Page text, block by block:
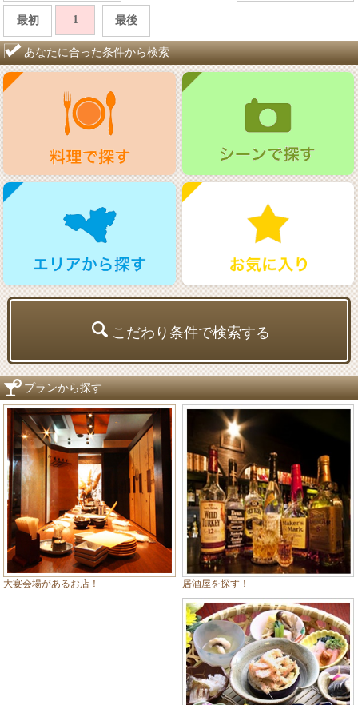
最初 1 最後
あなたに合った条件から検索
こだわり条件で検索する
プランから探す
大宴会場があるお店！ 居酒屋を探す！